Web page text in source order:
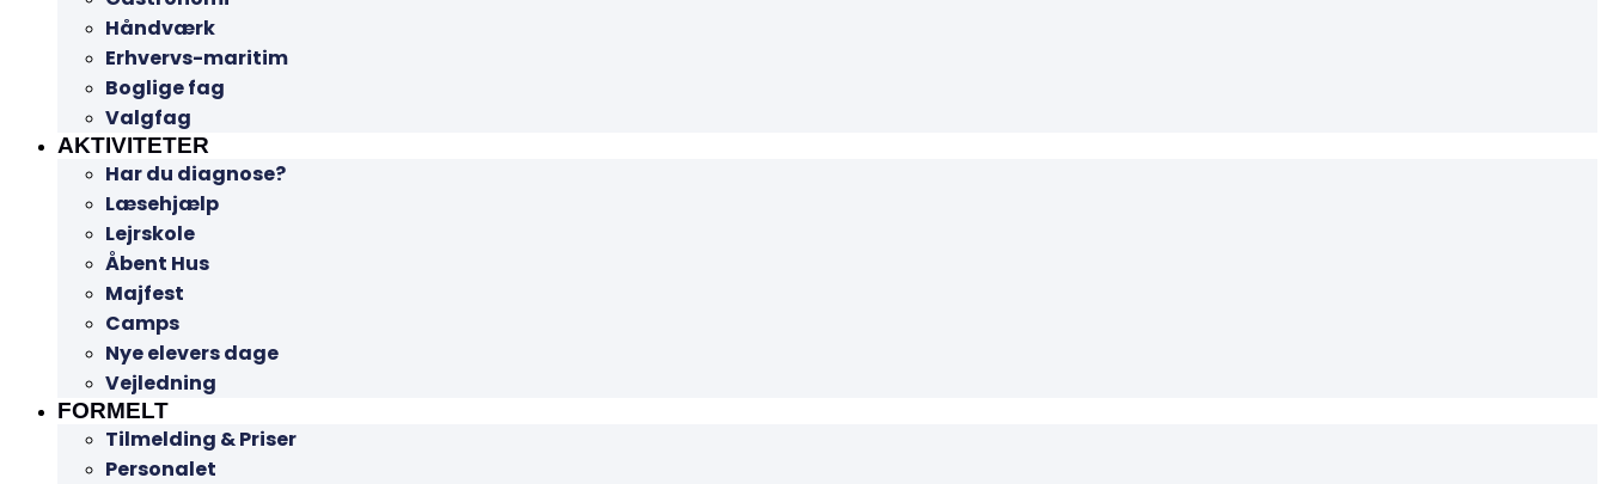
Håndværk
Erhvervs-maritim
Boglige fag
Valgfag
AKTIVITETER
Har du diagnose?
Læsehjælp
Lejrskole
Åbent Hus
Majfest
Camps
Nye elevers dage
Vejledning
FORMELT
Tilmelding & Priser
Personalet